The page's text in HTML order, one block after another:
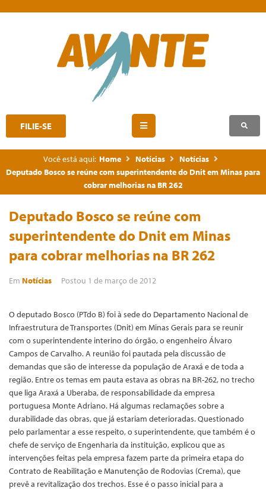
FILIE-SE
Você está aqui: Home Notícias
Notícias
Deputado Bosco se reúne com superintendente do Dnit em Minas para
cobrar melhorias na BR 262
Deputado Bosco se reúne com
superintendente do Dnit em Minas
para cobrar melhorias na BR 262
Em Notícias Postou 1 de março de 2012
O deputado Bosco (PTdo B) foi à sede do Departamento Nacional de
Infraestrutura de Transportes (Dnit) em Minas Gerais para se reunir
com o superintendente interino do órgão, o engenheiro Álvaro
Campos de Carvalho. A reunião foi pautada pela discussão de
demandas que são de interesse da população de Araxá e de toda a
região. Entre os temas em pauta estava as obras na BR-262, no trecho
que liga Araxá a Uberaba, de responsabilidade da empresa
portuguesa Monte Adriano. Há algumas reclamações sobre a
durabilidade das obras, que já estariam deterioradas. Questionado
pelo parlamentar a esse respeito, o superintendente, que também é o
chefe de serviço de Engenharia da instituição, explicou que as
intervenções feitas pela empresa fazem parte da primeira etapa do
Contrato de Reabilitação e Manutenção de Rodovias (Crema), que
prevê a revitalização dos trechos. Esse é o passo inicial para a